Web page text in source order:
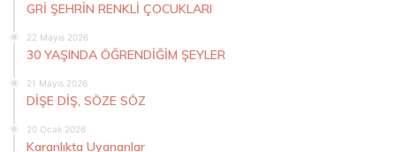
GRİ ŞEHRİN RENKLİ ÇOCUKLARI
22 Mayıs 2026
30 YAŞINDA ÖĞRENDİĞİM ŞEYLER
21 Mayıs 2026
DİŞE DİŞ, SÖZE SÖZ
20 Ocak 2026
Karanlıkta Uyananlar